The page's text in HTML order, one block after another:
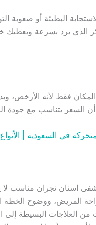
البطيئة أو صعوبة
الذي يرد بسرعة ويعطيك
فقط لأنه الأرخص،
السعر يتناسب مع جودة
في السعودية | الأنواع
اسنان نجران مناسب
المريض، ووضوح الخطة
من العلاجات البسيطة إلى